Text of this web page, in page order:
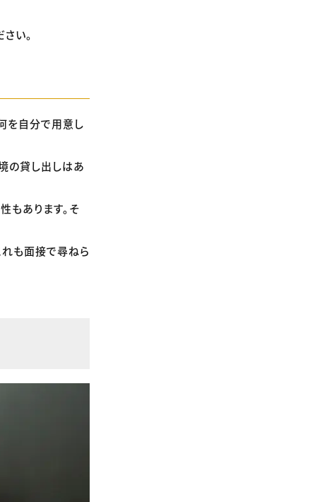
い。
を自分で用意し
の貸し出しはあ
もあります。そ
れも面接で尋ねら